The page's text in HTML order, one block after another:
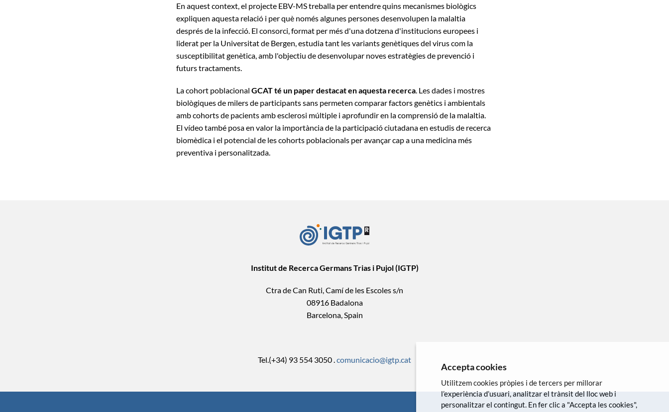
En aquest context, el projecte EBV-MS treballa per entendre quins mecanismes biològics
expliquen aquesta relació i per què només algunes persones desenvolupen la malaltia
després de la infecció. El consorci, format per més d'una dotzena d'institucions europees i
liderat per la Universitat de Bergen, estudia tant les variants genètiques del virus com la
susceptibilitat genètica, amb l'objectiu de desenvolupar noves estratègies de prevenció i
futurs tractaments.
La cohort poblacional GCAT té un paper destacat en aquesta recerca. Les dades i mostres
biològiques de milers de participants sans permeten comparar factors genètics i ambientals
amb cohorts de pacients amb esclerosi múltiple i aprofundir en la comprensió de la malaltia.
El vídeo també posa en valor la importància de la participació ciutadana en estudis de recerca
biomèdica i el potencial de les cohorts poblacionals per avançar cap a una medicina més
preventiva i personalitzada.
Institut de Recerca Germans Trias i Pujol (IGTP)
Ctra de Can Ruti, Camí de les Escoles s/n
08916 Badalona
Barcelona, Spain
Tel.(+34) 93 554 3050 . comunicacio@igtp.cat
Accepta cookies
Utilitzem cookies pròpies i de tercers per millorar
l’experiència d’usuari, analitzar el trànsit del lloc web i
personalitzar el contingut. En fer clic a "Accepta les cookies",